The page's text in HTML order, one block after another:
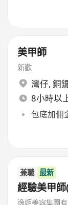
美甲師
新歡
灣仔, 銅
8小時以
包底加佣
兼職 最新
經驗美甲
逸姬美容集團